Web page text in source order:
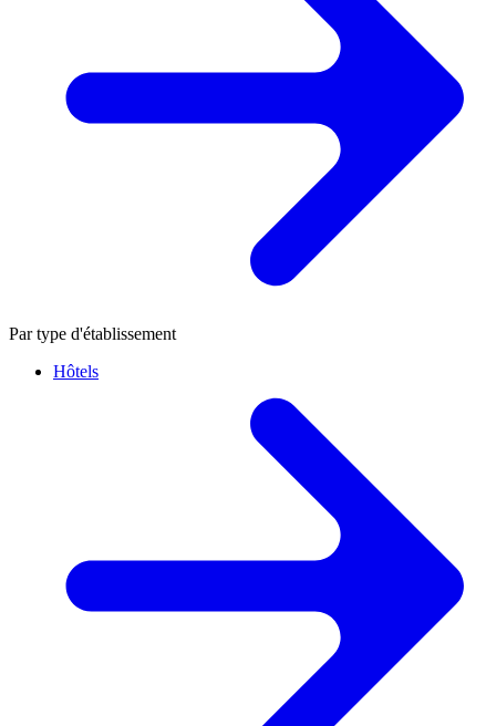
Par type d'établissement
Hôtels